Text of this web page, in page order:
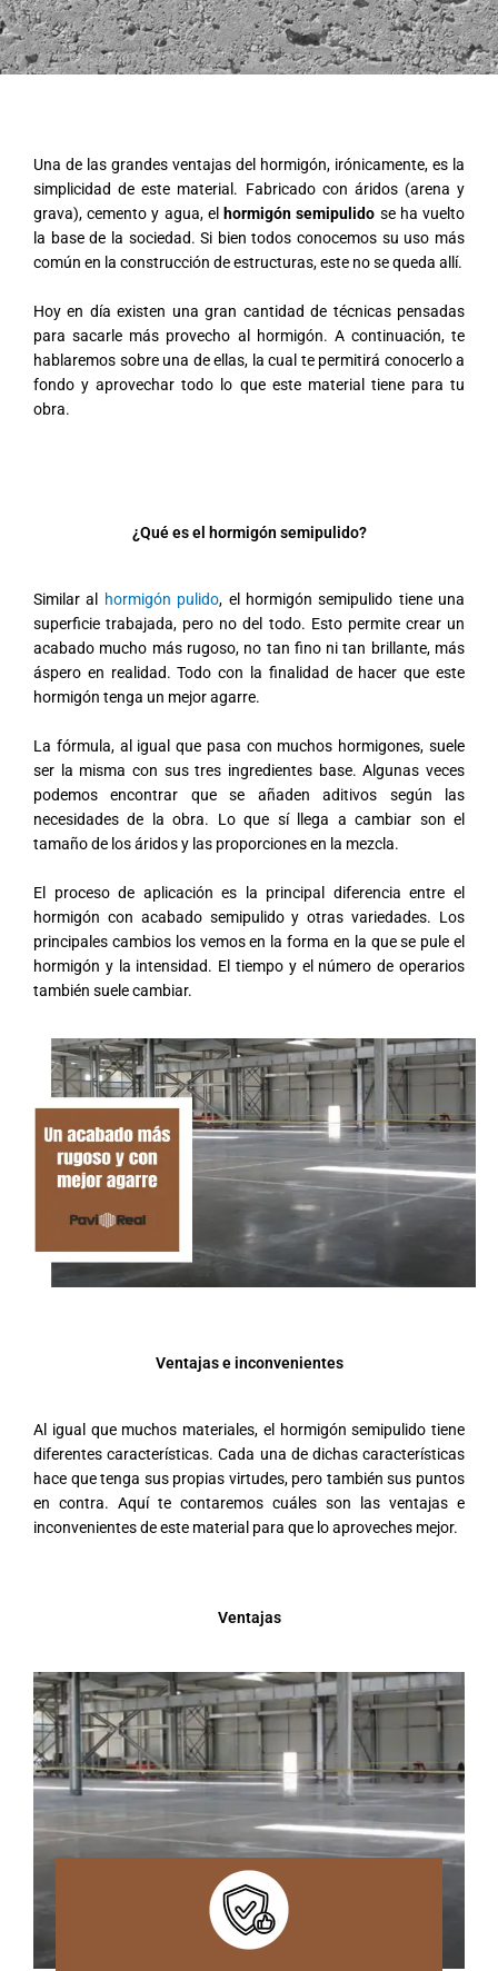
Una de las grandes ventajas del hormigón, irónicamente, es la
simplicidad de este material. Fabricado con áridos (arena y
grava), cemento y agua, el hormigón semipulido se ha vuelto
la base de la sociedad. Si bien todos conocemos su uso más
común en la construcción de estructuras, este no se queda allí.
Hoy en día existen una gran cantidad de técnicas pensadas
para sacarle más provecho al hormigón. A continuación, te
hablaremos sobre una de ellas, la cual te permitirá conocerlo a
fondo y aprovechar todo lo que este material tiene para tu
obra.
¿Qué es el hormigón semipulido?
Similar al hormigón pulido, el hormigón semipulido tiene una
superficie trabajada, pero no del todo. Esto permite crear un
acabado mucho más rugoso, no tan fino ni tan brillante, más
áspero en realidad. Todo con la finalidad de hacer que este
hormigón tenga un mejor agarre.
La fórmula, al igual que pasa con muchos hormigones, suele
ser la misma con sus tres ingredientes base. Algunas veces
podemos encontrar que se añaden aditivos según las
necesidades de la obra. Lo que sí llega a cambiar son el
tamaño de los áridos y las proporciones en la mezcla.
El proceso de aplicación es la principal diferencia entre el
hormigón con acabado semipulido y otras variedades. Los
principales cambios los vemos en la forma en la que se pule el
hormigón y la intensidad. El tiempo y el número de operarios
también suele cambiar.
Ventajas e inconvenientes
Al igual que muchos materiales, el hormigón semipulido tiene
diferentes características. Cada una de dichas características
hace que tenga sus propias virtudes, pero también sus puntos
en contra. Aquí te contaremos cuáles son las ventajas e
inconvenientes de este material para que lo aproveches mejor.
Ventajas